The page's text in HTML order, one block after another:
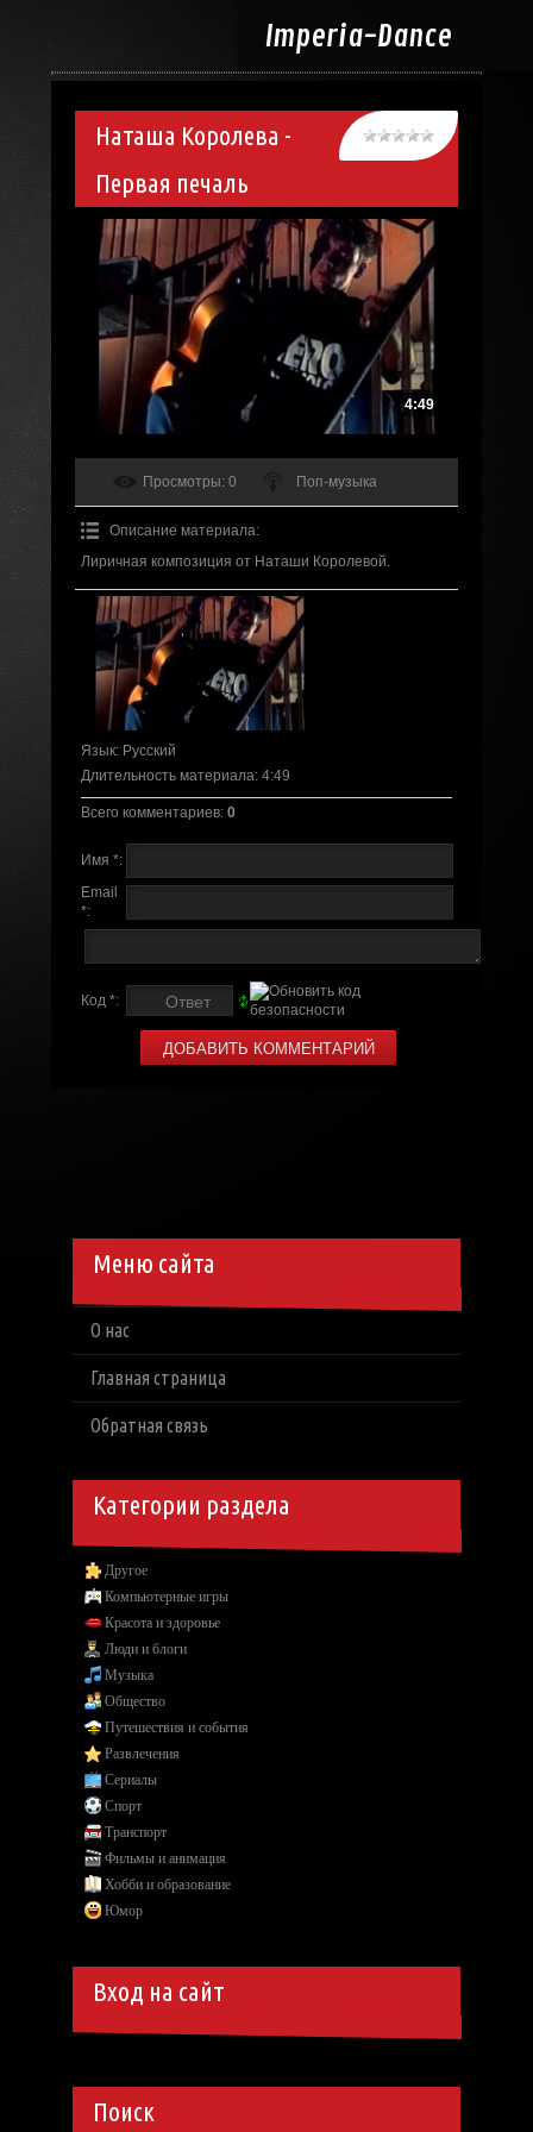
Imperia-Dance
Наташа Королева -
Первая печаль
4:49
Просмотры: 0 Поп-музыка
Описание материала:
Лиричная композиция от Наташи Королевой.
Язык: Русский
Длительность материала: 4:49
Всего комментариев: 0
Имя *:
Email
*:
Код *:
Меню сайта
О нас
Главная страница
Обратная связь
Категории раздела
Другое
Компьютерные игры
Красота и здоровье
Люди и блоги
Музыка
Общество
Путешествия и события
Развлечения
Сериалы
Спорт
Транспорт
Фильмы и анимация
Хобби и образование
Юмор
Вход на сайт
Поиск